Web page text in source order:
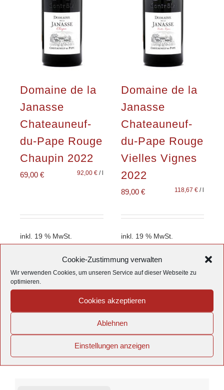
Cookie-Zustimmung verwalten
Wir verwenden Cookies, um unseren Service auf dieser Webseite zu
optimieren.
Cookies akzeptieren
Ablehnen
Einstellungen anzeigen
Domaine de la
Janasse
Chateauneuf-
du-Pape Rouge
Chaupin 2022
69,00 € 92,00 €/l
inkl. 19 % MwSt.
Produkt enthält: 0,75 l
Domaine de la
Janasse
Chateauneuf-
du-Pape Rouge
Vielles Vignes
2022
89,00 € 118,67 € /l
inkl. 19 % MwSt.
Produkt enthält: 0,75 l